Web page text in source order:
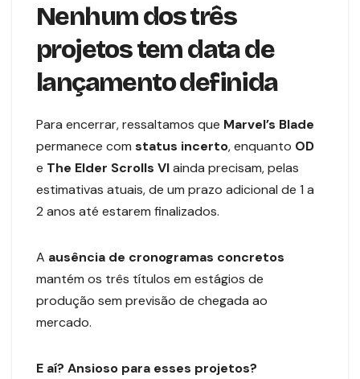
Nenhum dos três
projetos tem data de
lançamento definida
Para encerrar, ressaltamos que Marvel’s Blade
permanece com status incerto, enquanto OD
e The Elder Scrolls VIainda precisam, pelas
estimativas atuais, de um prazo adicional de 1 a
2 anos até estarem finalizados.
A ausência de cronogramas concretos
mantém os três títulos em estágios de
produção sem previsão de chegada ao
mercado.
E aí? Ansioso para esses projetos?